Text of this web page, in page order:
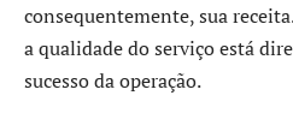
consequentemente, sua
a qualidade do serviço está
sucesso da operação.